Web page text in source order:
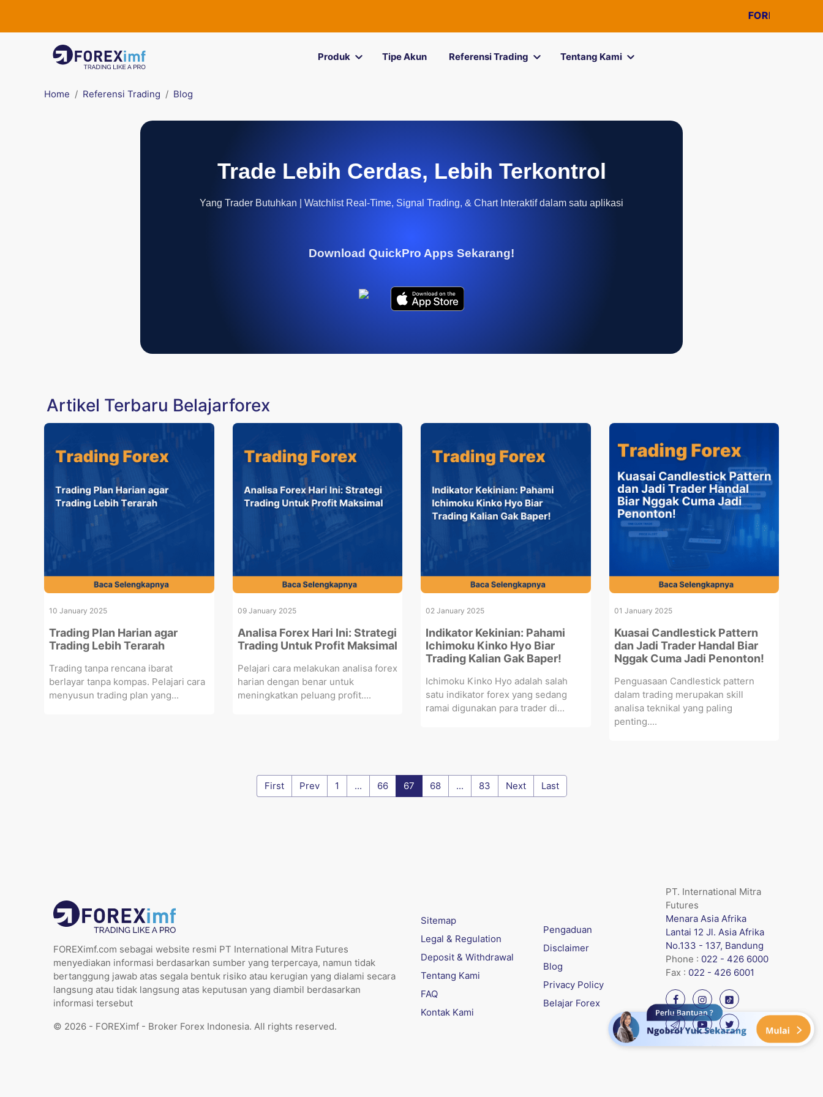
FOREXimf
Produk Tipe Akun Referensi Trading Tentang Kami
Home Referensi Trading Blog
Trade Lebih Cerdas, Lebih Terkontrol
Yang Trader Butuhkan | Watchlist Real-Time, Signal Trading, & Chart Interaktif dalam satu aplikasi
Download QuickPro Apps Sekarang!
Artikel Terbaru Belajarforex
10 January 2025
Trading Plan Harian agar
Trading Lebih Terarah
Trading tanpa rencana ibarat
berlayar tanpa kompas. Pelajari cara
menyusun trading plan yang...
09 January 2025
Analisa Forex Hari Ini: Strategi
Trading Untuk Profit Maksimal
Pelajari cara melakukan analisa forex
harian dengan benar untuk
meningkatkan peluang profit....
02 January 2025
Indikator Kekinian: Pahami
Ichimoku Kinko Hyo Biar
Trading Kalian Gak Baper!
Ichimoku Kinko Hyo adalah salah
satu indikator forex yang sedang
ramai digunakan para trader di...
01 January 2025
Kuasai Candlestick Pattern
dan Jadi Trader Handal Biar
Nggak Cuma Jadi Penonton!
Penguasaan Candlestick pattern
dalam trading merupakan skill
analisa teknikal yang paling
penting....
First Prev 1 ... 66 67 68 ... 83 Next Last
FOREXimf.com sebagai website resmi PT International Mitra Futures
menyediakan informasi berdasarkan sumber yang terpercaya, namun tidak
bertanggung jawab atas segala bentuk risiko atau kerugian yang dialami secara
langsung atau tidak langsung atas keputusan yang diambil berdasarkan
informasi tersebut
© 2026 - FOREXimf - Broker Forex Indonesia. All rights reserved.
Sitemap
Legal & Regulation
Deposit & Withdrawal
Tentang Kami
FAQ
Kontak Kami
Pengaduan
Disclaimer
Blog
Privacy Policy
Belajar Forex
PT. International Mitra
Futures
Menara Asia Afrika
Lantai 12 Jl. Asia Afrika
No.133 - 137, Bandung
Phone : 022 - 426 6000
Fax : 022 - 426 6001